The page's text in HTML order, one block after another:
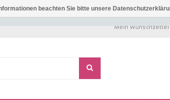
Mein Wunschzettel
beachten Sie bitte unsere